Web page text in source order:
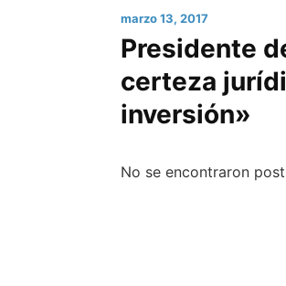
marzo 13, 2017
Presidente
certeza
inversión»
No se encontraron